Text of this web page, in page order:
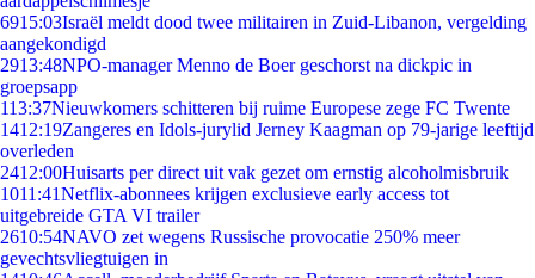
6915:03Israël meldt dood twee militairen in Zuid-Libanon, vergelding
aangekondigd
2913:48NPO-manager Menno de Boer geschorst na dickpic in
groepsapp
113:37Nieuwkomers schitteren bij ruime Europese zege FC Twente
1412:19Zangeres en Idols-jurylid Jerney Kaagman op 79-jarige leeftijd
overleden
2412:00Huisarts per direct uit vak gezet om ernstig alcoholmisbruik
1011:41Netflix-abonnees krijgen exclusieve early access tot
uitgebreide GTA VI trailer
2610:54NAVO zet wegens Russische provocatie 250% meer
gevechtsvliegtuigen in